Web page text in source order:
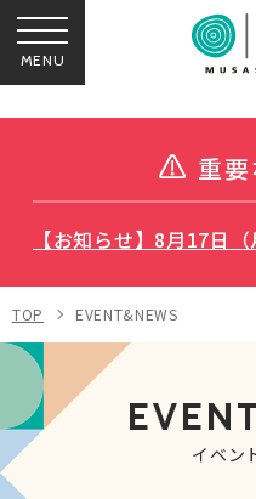
MENU
重
【お知らせ】8月17日（
TOP EVENT&NEWS
イベン